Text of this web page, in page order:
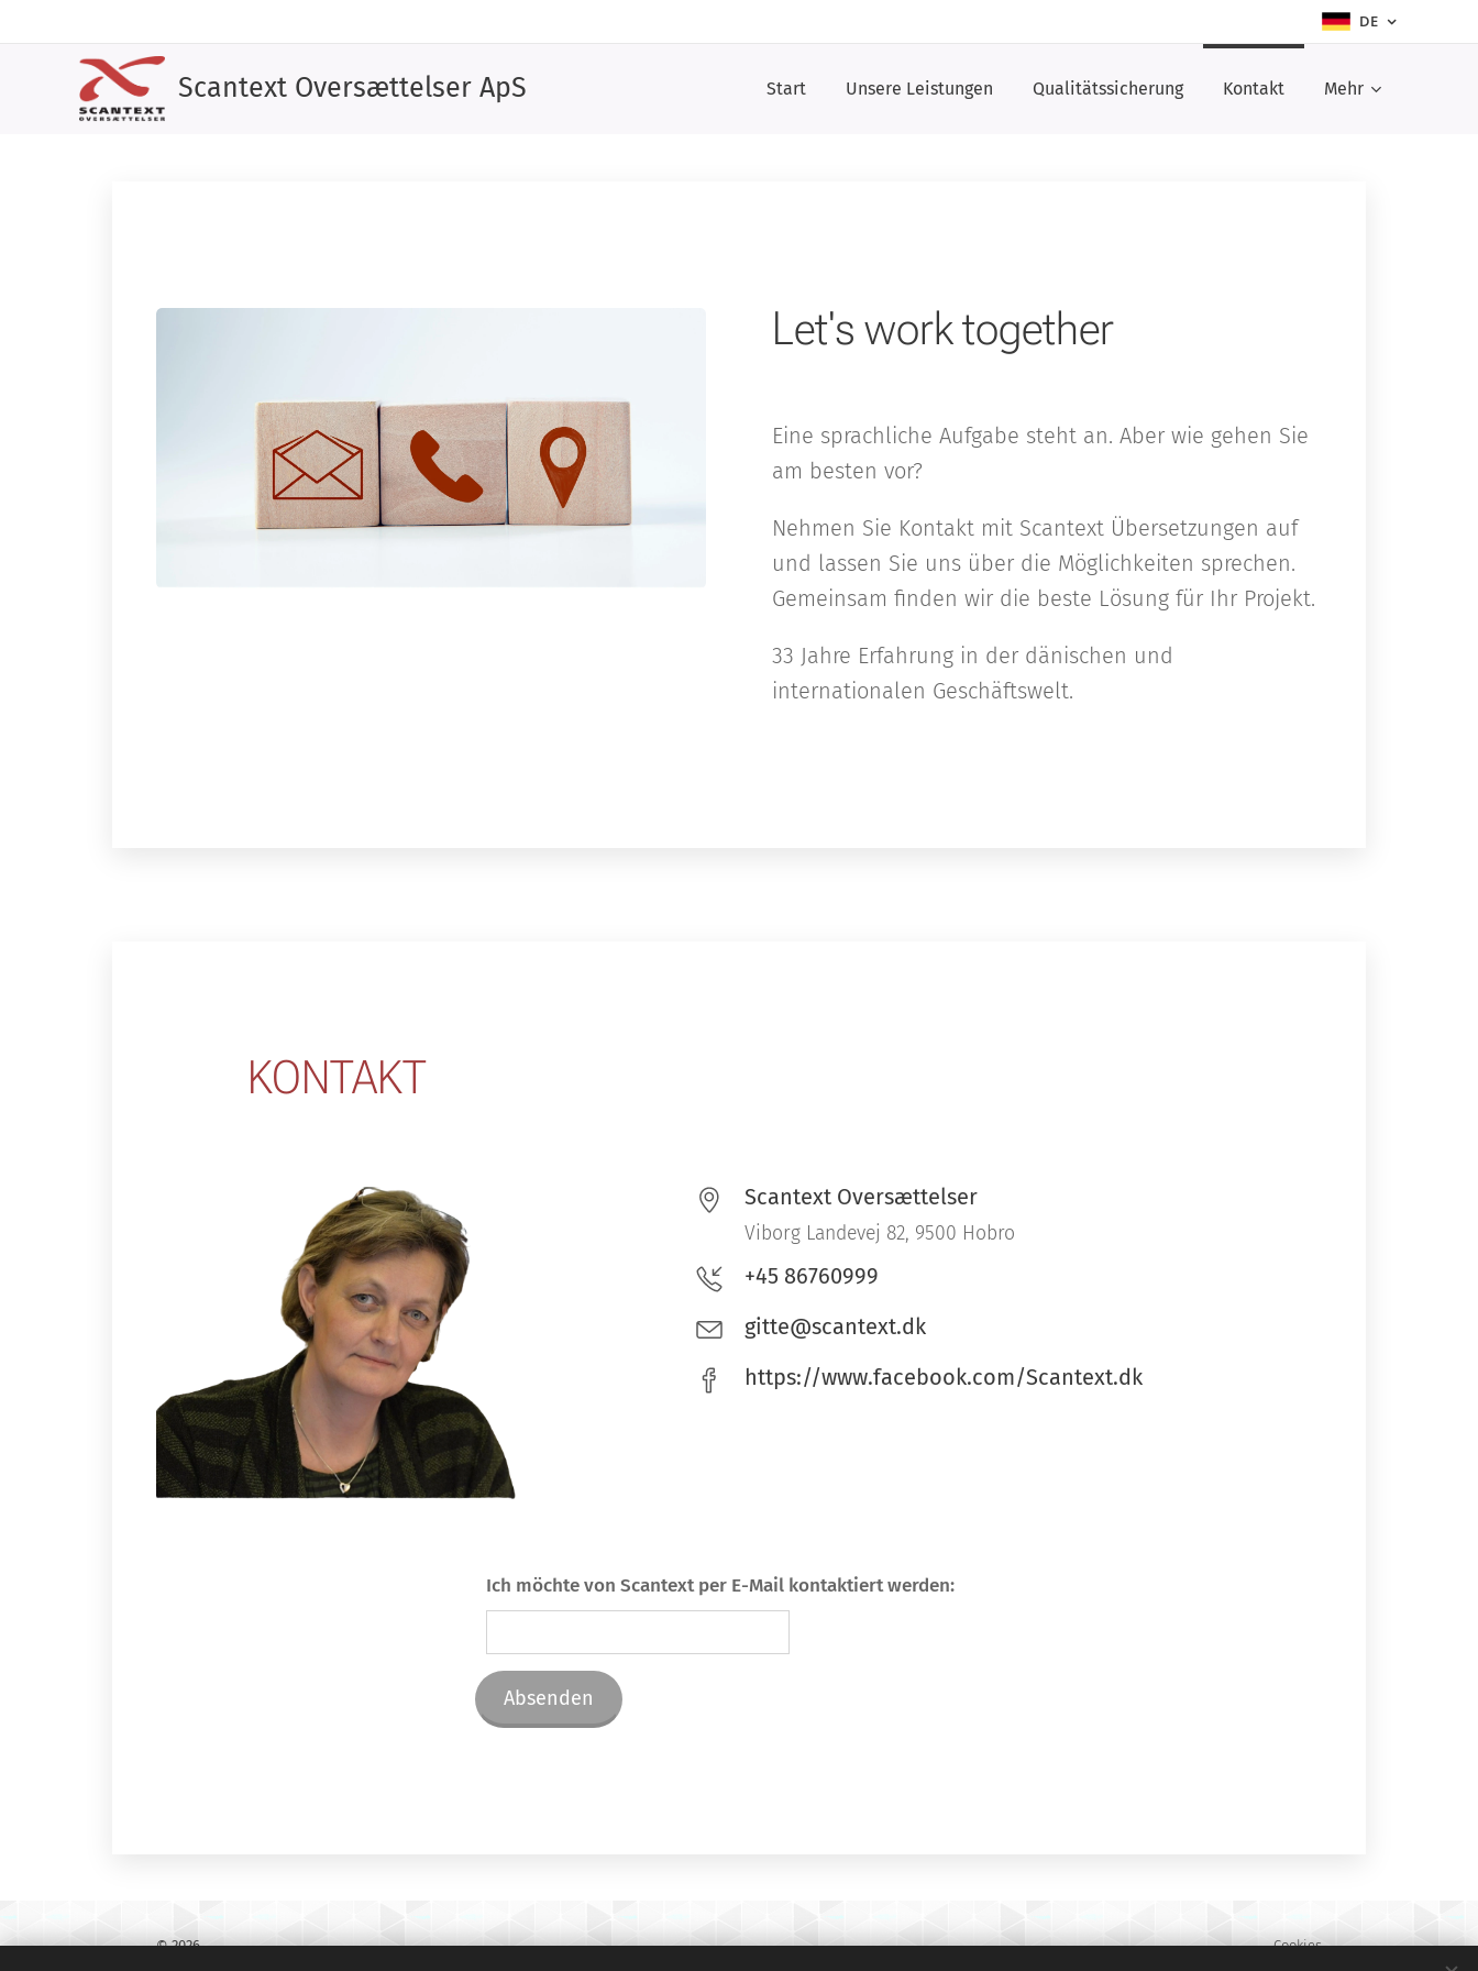
DE
Scantext Oversættelser ApS Start Unsere Leistungen Qualitätssicherung Kontakt Mehr
Let's work together
Eine sprachliche Aufgabe steht an. Aber wie gehen Sie
am besten vor?
Nehmen Sie Kontakt mit Scantext Übersetzungen auf
und lassen Sie uns über die Möglichkeiten sprechen.
Gemeinsam finden wir die beste Lösung für Ihr Projekt.
33 Jahre Erfahrung in der dänischen und
internationalen Geschäftswelt.
KONTAKT
Scantext Oversættelser
Viborg Landevej 82, 9500 Hobro
+45 86760999
gitte@scantext.dk
https://www.facebook.com/Scantext.dk
Ich möchte von Scantext per E-Mail kontaktiert werden:
Absenden
© 2026
Cookies